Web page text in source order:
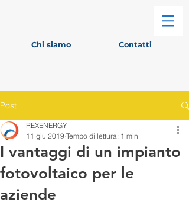
Chi siamo Contatti
Post
I vantaggi di un impianto
fotovoltaico per le
aziende
REXENERGY
11 giu 2019 Tempo di lettura: 1 min